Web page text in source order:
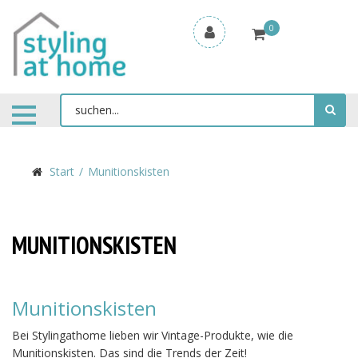
0
Start Munitionskisten
MUNITIONSKISTEN
Munitionskisten
Bei Stylingathome lieben wir Vintage-Produkte, wie die
Munitionskisten. Das sind die Trends der Zeit!